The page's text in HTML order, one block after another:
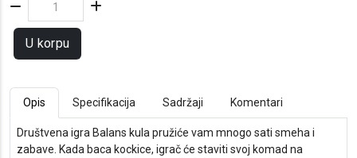
U korpu
Opis Specifikacija Sadržaji Komentari
Društvena igra Balans kula pružiće vam mnogo sati smeha i
zabave. Kada baca kockice, igrač će staviti svoj komad na